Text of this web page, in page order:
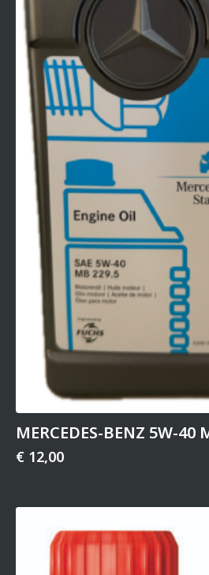
MERCEDES-BENZ 5W-40
€ 12,00